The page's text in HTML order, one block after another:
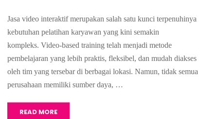
Jasa video interaktif merupakan salah satu kunci terpenuhinya
kebutuhan pelatihan karyawan yang kini semakin
kompleks. Video-based training telah menjadi metode
pembelajaran yang lebih praktis, fleksibel, dan mudah diakses
oleh tim yang tersebar di berbagai lokasi. Namun, tidak semua
perusahaan memiliki sumber daya, …
READ MORE